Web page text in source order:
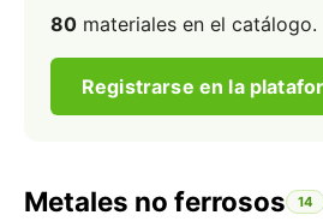
80 materiales en el catálogo.
Registrarse en la
Metales no ferrosos 14